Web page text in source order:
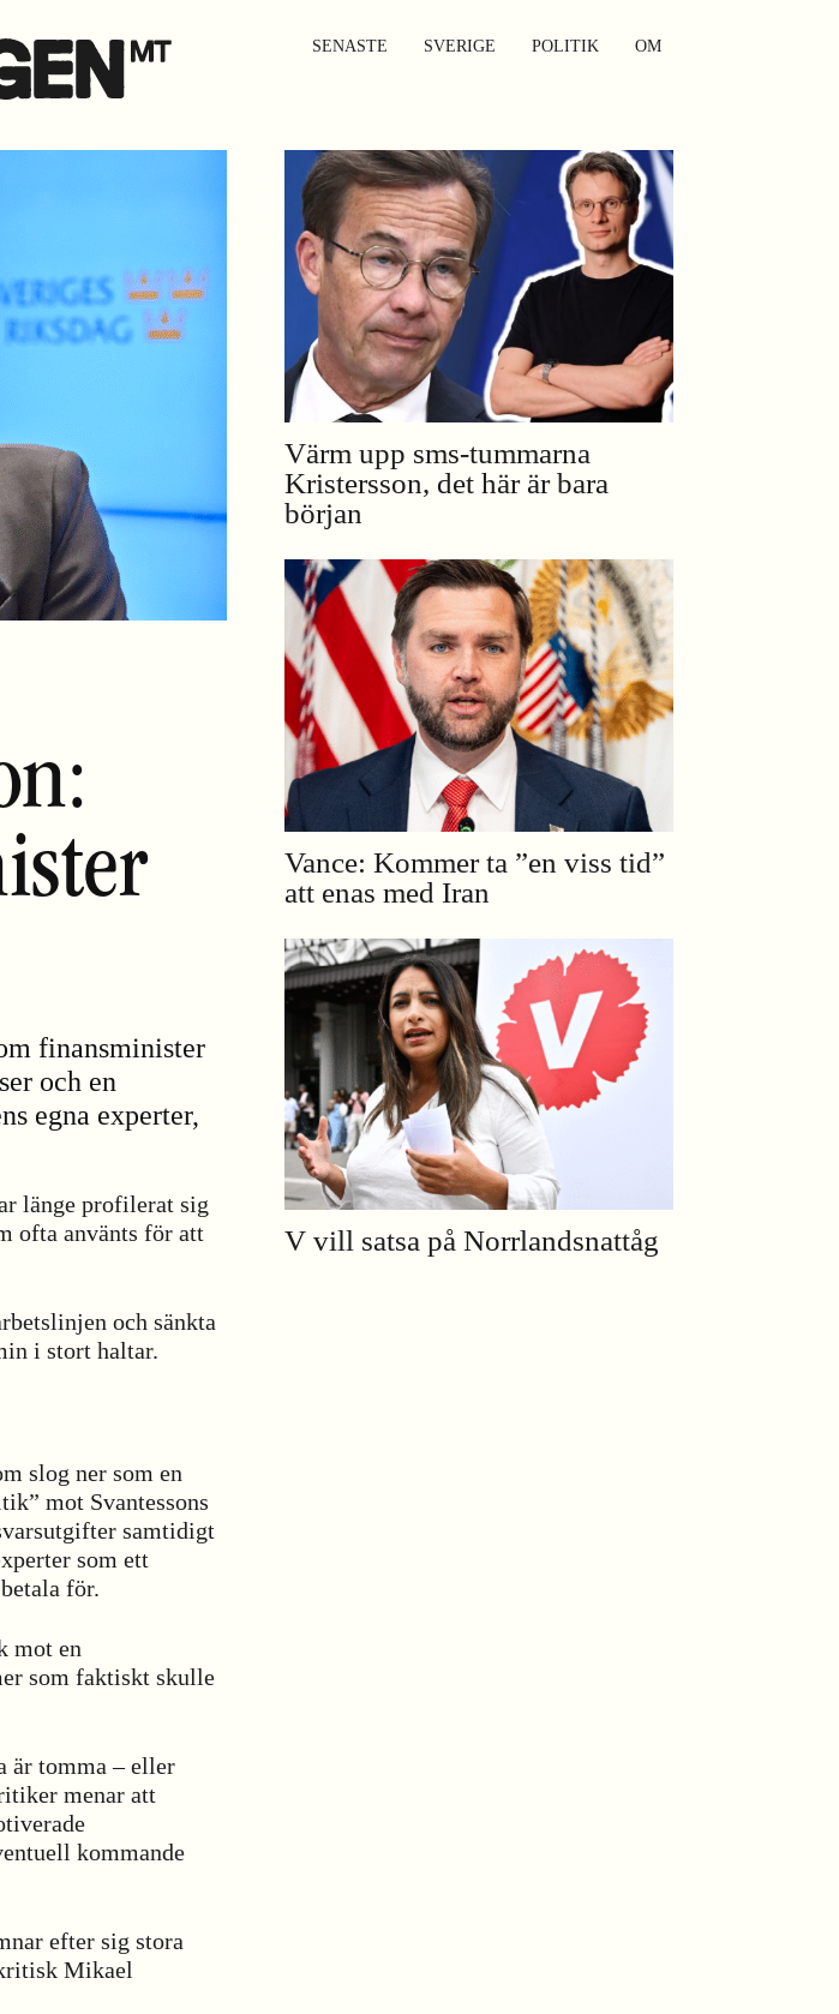
SENASTE SVERIGE POLITIK OM
finansminister
och en
egna experter,
länge profilerat sig
ofta använts för att
och sänkta
i stort haltar.
slog ner som en
mot Svantessons
samtidigt
som ett
för.
mot en
som faktiskt skulle
är tomma – eller
menar att
kommande
efter sig stora
Mikael
Värm upp sms-tummarna
Kristersson, det här är bara
början
Vance: Kommer ta ”en viss tid”
att enas med Iran
V vill satsa på Norrlandsnattåg